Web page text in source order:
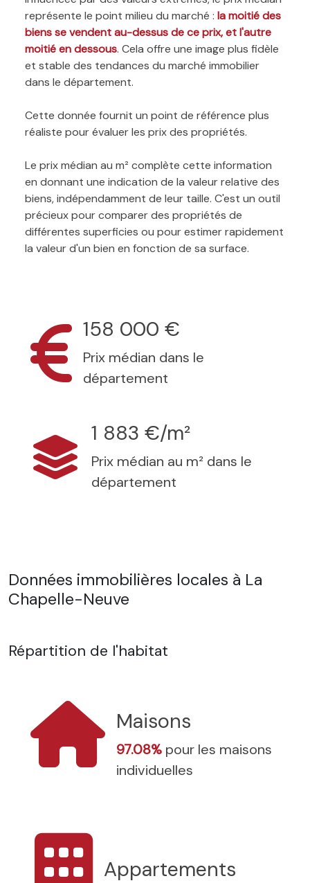
représente le point milieu du marché : la moitié des
biens se vendent au-dessus de ce prix, et l'autre
moitié en dessous. Cela offre une image plus fidèle
et stable des tendances du marché immobilier
dans le département.
Cette donnée fournit un point de référence plus
réaliste pour évaluer les prix des propriétés.
Le prix médian au m² complète cette information
en donnant une indication de la valeur relative des
biens, indépendamment de leur taille. C'est un outil
précieux pour comparer des propriétés de
différentes superficies ou pour estimer rapidement
la valeur d'un bien en fonction de sa surface.
158 000 €
Prix médian dans le
département
1 883 €/m²
Prix médian au m² dans le
département
Données immobilières locales à La
Chapelle-Neuve
Répartition de l'habitat
Maisons
97.08% pour les maisons
individuelles
Appartements